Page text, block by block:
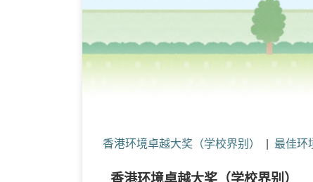
香港环境卓越大奖（学校界别） 最佳环
香港环境卓越大奖（学校界别）